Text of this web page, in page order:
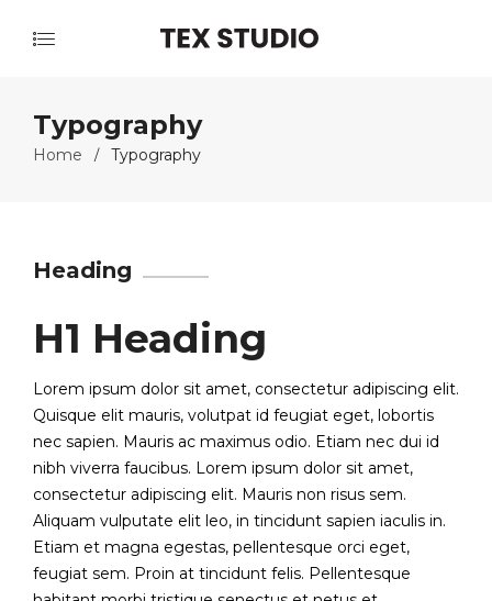
Typography
Home / Typography
Heading
H1 Heading
Lorem ipsum dolor sit amet, consectetur adipiscing elit.
Quisque elit mauris, volutpat id feugiat eget, lobortis
nec sapien. Mauris ac maximus odio. Etiam nec dui id
nibh viverra faucibus. Lorem ipsum dolor sit amet,
consectetur adipiscing elit. Mauris non risus sem.
Aliquam vulputate elit leo, in tincidunt sapien iaculis in.
Etiam et magna egestas, pellentesque orci eget,
feugiat sem. Proin at tincidunt felis. Pellentesque